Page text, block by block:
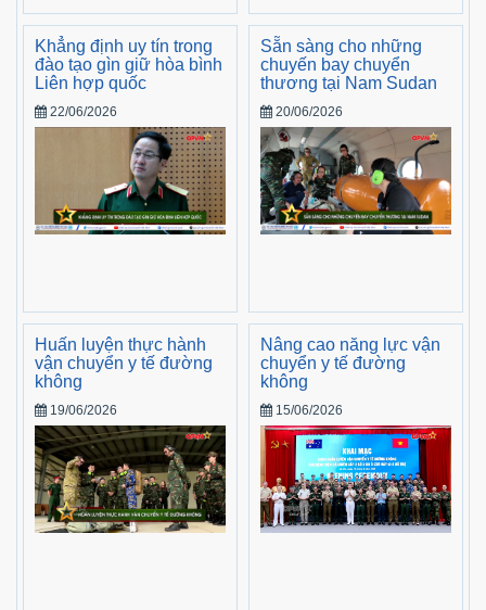
Khẳng định uy tín trong
đào tạo gìn giữ hòa bình
Liên hợp quốc
22/06/2026
Sẵn sàng cho những
chuyến bay chuyển
thương tại Nam Sudan
20/06/2026
Huấn luyện thực hành
vận chuyển y tế đường
không
19/06/2026
Nâng cao năng lực vận
chuyển y tế đường
không
15/06/2026